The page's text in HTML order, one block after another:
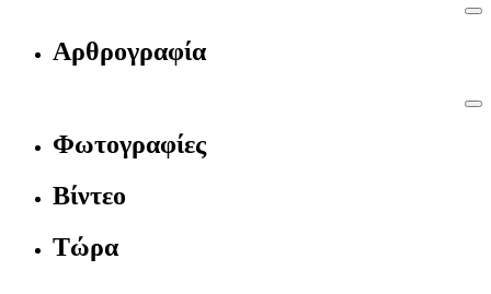
Αρθρογραφία
Φωτογραφίες
Βίντεο
Τώρα